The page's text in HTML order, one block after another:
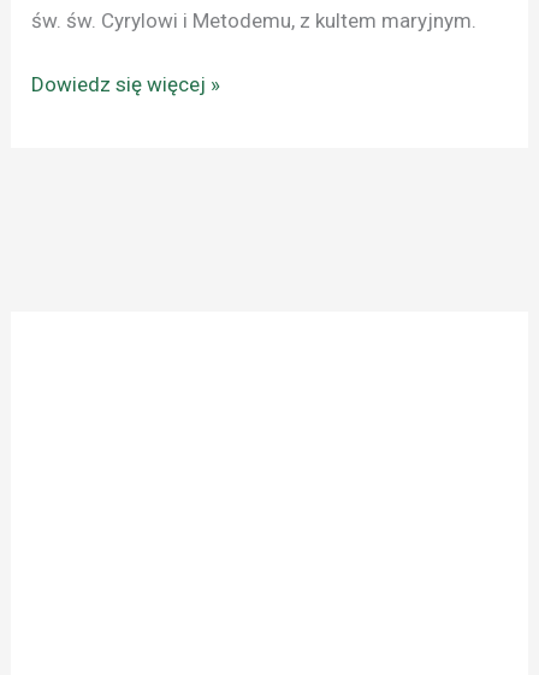
św. św. Cyrylowi i Metodemu, z kultem maryjnym.
Dowiedz się więcej »